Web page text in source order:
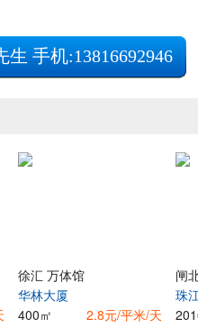
生 手机:13816692946
徐汇 万体馆
华林大厦
400㎡
2.8元/平米/天
闸
珠